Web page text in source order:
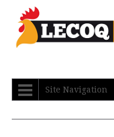
Site Navigation